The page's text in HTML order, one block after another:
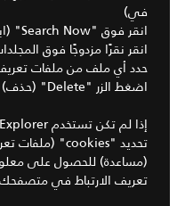
في)
انقر فوق "Search Now" (ابحث الآن)
انقر نقرًا مزدوجًا فوق
حدد أي ملف من ملفات تعريف
اضغط الزر "Delete" (حذف) من لوحة المفاتيح
(مساعدة) للحصول على
تعريف الارتباط في